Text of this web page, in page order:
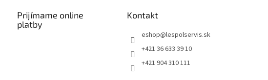
Prijímame online
platby
Kontakt
eshop@lespolservis.sk
+421 36 633 39 10
+421 904 310 111